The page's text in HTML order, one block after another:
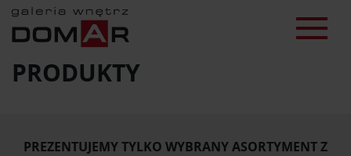
PRODUKTY
PREZENTUJEMY TYLKO WYBRANY ASORTYMENT Z